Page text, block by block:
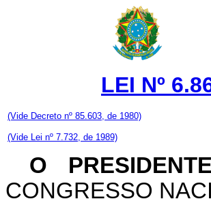
LEI Nº
(Vide Decreto nº 85.603, de 1980)
(Vide Lei nº 7.732, de 1989)
O
CONGRESSO